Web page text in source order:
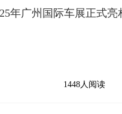
年广州国际车展正式亮
1448人阅读